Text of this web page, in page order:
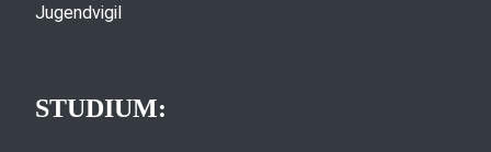
Jugendvigil
STUDIUM: